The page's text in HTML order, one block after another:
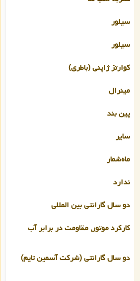
سیلور
سیلور
کوارتز ژاپنی (باطری)
مینرال
پین بند
سایر
ماه‌شمار
ندارد
دو سال گارانتی بین المللی
کارکرد موتور, مقاومت در برابر آب
دو سال گارانتی (شرکت آسمین تایم)